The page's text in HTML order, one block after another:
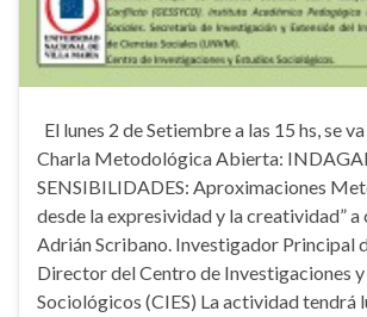
El lunes 2 de Setiembre a las 15 hs, se
Charla Metodológica Abierta:
SENSIBILIDADES: Aproximaciones
desde la expresividad y la creatividad”
Adrián Scribano. Investigador Principal
Director del Centro de Investigaciones
Sociológicos (CIES) La actividad tendrá